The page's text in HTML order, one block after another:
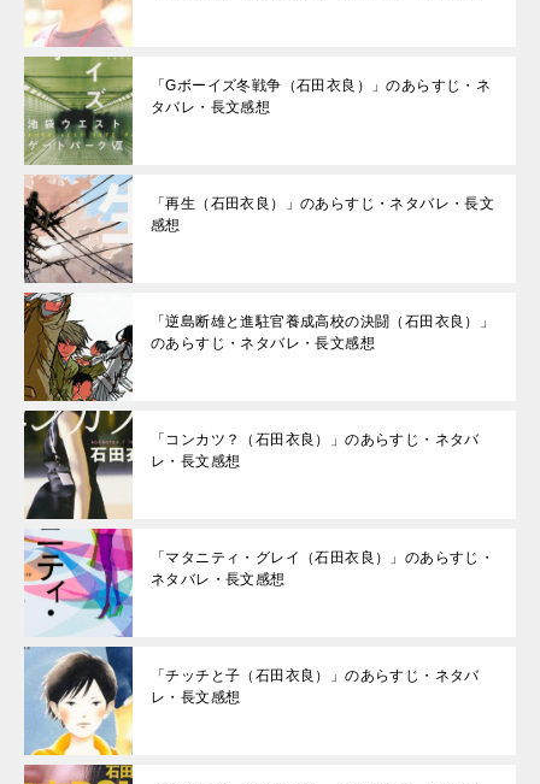
「Gボーイズ冬戦争（石田衣良）」のあらすじ・ネ
タバレ・長文感想
「再生（石田衣良）」のあらすじ・ネタバレ・長文
感想
「逆島断雄と進駐官養成高校の決闘（石田衣良）」
のあらすじ・ネタバレ・長文感想
「コンカツ？（石田衣良）」のあらすじ・ネタバ
レ・長文感想
「マタニティ・グレイ（石田衣良）」のあらすじ・
ネタバレ・長文感想
「チッチと子（石田衣良）」のあらすじ・ネタバ
レ・長文感想